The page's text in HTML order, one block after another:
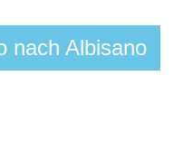
nach Albisano